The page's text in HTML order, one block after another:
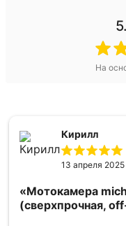
На
Кирилл
13 апреля 2025
«Мотокамера
(сверхпрочная,